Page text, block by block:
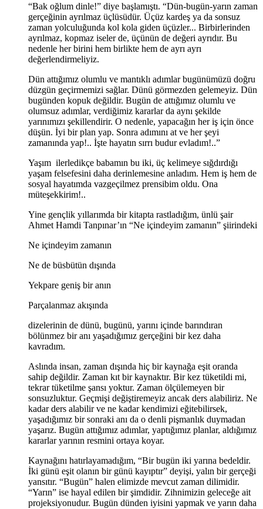
“Bak oğlum dinle!” diye başlamıştı. “Dün-bugün-yarın zaman
gerçeğinin ayrılmaz üçlüsüdür. Üçüz kardeş ya da sonsuz
zaman yolculuğunda kol kola giden üçüzler... Birbirlerinden
ayrılmaz, kopmaz iseler de, üçünün de değeri ayrıdır. Bu
nedenle her birini hem birlikte hem de ayrı ayrı
değerlendirmeliyiz.
Dün attığımız olumlu ve mantıklı adımlar bugünümüzü doğru
düzgün geçirmemizi sağlar. Dünü görmezden gelemeyiz. Dün
bugünden kopuk değildir. Bugün de attığımız olumlu ve
olumsuz adımlar, verdiğimiz kararlar da aynı şekilde
yarınımızı şekillendirir. O nedenle, yapacağın her iş için önce
düşün. İyi bir plan yap. Sonra adımını at ve her şeyi
zamanında yap!.. İşte hayatın sırrı budur evladım!..”
Yaşım ilerledikçe babamın bu iki, üç kelimeye sığdırdığı
yaşam felsefesini daha derinlemesine anladım. Hem iş hem de
sosyal hayatımda vazgeçilmez prensibim oldu. Ona
müteşekkirim!..
Yine gençlik yıllarımda bir kitapta rastladığım, ünlü şair
Ahmet Hamdi Tanpınar’ın “Ne içindeyim zamanın” şiirindeki
Ne içindeyim zamanın
Ne de büsbütün dışında
Yekpare geniş bir anın
Parçalanmaz akışında
dizelerinin de dünü, bugünü, yarını içinde barındıran
bölünmez bir anı yaşadığımız gerçeğini bir kez daha
kavradım.
Aslında insan, zaman dışında hiç bir kaynağa eşit oranda
sahip değildir. Zaman kıt bir kaynaktır. Bir kez tüketildi mi,
tekrar tüketilme şansı yoktur. Zaman ölçülemeyen bir
sonsuzluktur. Geçmişi değiştiremeyiz ancak ders alabiliriz. Ne
kadar ders alabilir ve ne kadar kendimizi eğitebilirsek,
yaşadığımız bir sonraki anı da o denli pişmanlık duymadan
yaşarız. Bugün attığımız adımlar, yaptığımız planlar, aldığımız
kararlar yarının resmini ortaya koyar.
Kaynağını hatırlayamadığım, “Bir bugün iki yarına bedeldir.
İki günü eşit olanın bir günü kayıptır” deyişi, yalın bir gerçeği
yansıtır. “Bugün” halen elimizde mevcut zaman dilimidir.
“Yarın” ise hayal edilen bir şimdidir. Zihnimizin geleceğe ait
projeksiyonudur. Bugün dünden iyisini yapmak ve yarın daha